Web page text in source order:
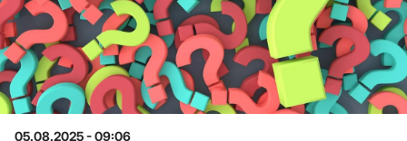
05.08.2025 - 09:06